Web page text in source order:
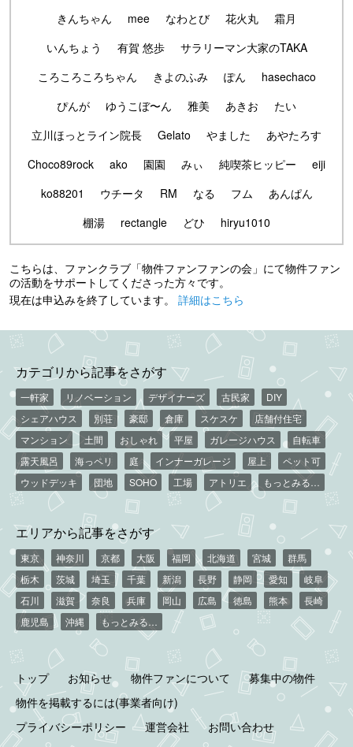
きんちゃん
mee なわとび 花火丸
霜月
いんちょう
有賀 悠歩
サラリーマン大家のTAKA
ころころころちゃん
きよのふみ ぽん
hasechaco
ぴんが
ゆうこぼ〜ん 雅美 あきお
たい
立川ほっとライン院長
Gelato やました
あやたろす
Choco89rock
ako 園園 みぃ 純喫茶ヒッピー
eiji
ko88201
ウチータ RM なる フム
あんぱん
棚湯
rectangle どひ hiryu1010
こちらは、ファンクラブ「物件ファンファンの会」にて物件ファン
の活動をサポートしてくださった方々です。
現在は申込みを終了しています。 詳細はこちら
カテゴリから記事をさがす
一軒家 リノベーション デザイナーズ 古民家
DIY
シェアハウス
別荘 豪邸 倉庫 スケスケ
店舗付住宅
マンション
土間 おしゃれ 平屋 ガレージハウス
自転車
露天風呂
海っペリ 庭 インナーガレージ 屋上
ペット可
ウッドデッキ
団地 SOHO 工場 アトリエ もっとみる…
エリアから記事をさがす
東京 神奈川 京都 大阪 福岡 北海道 宮城
群馬
栃木
茨城 埼玉 千葉 新潟 長野 静岡 愛知
岐阜
石川
滋賀 奈良 兵庫 岡山 広島 徳島 熊本
長崎
鹿児島
沖縄 もっとみる…
トップ お知らせ 物件ファンについて
募集中の物件
物件を掲載するには(事業者向け)
プライバシーポリシー
運営会社 お問い合わせ